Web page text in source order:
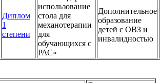
Диплом
1
степени
использование
стола для
механотерапии
для
обучающихся с
РАС»
Дополнительное
образование
детей с ОВЗ и
инвалидностью